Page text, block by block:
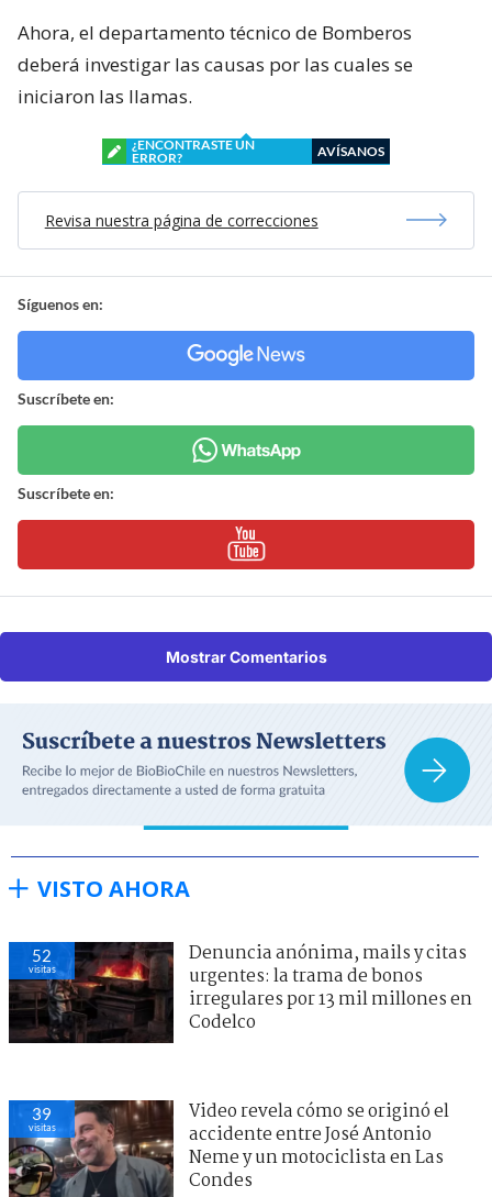
Ahora, el departamento técnico de Bomberos
deberá investigar las causas por las cuales se
iniciaron las llamas.
¿ENCONTRASTE UN
ERROR?
AVÍSANOS
Revisa nuestra página de correcciones
Síguenos en:
Suscríbete en:
Suscríbete en:
Mostrar Comentarios
VISTO AHORA
52
visitas
Denuncia anónima, mails y citas
urgentes: la trama de bonos
irregulares por 13 mil millones en
Codelco
39
visitas
Video revela cómo se originó el
accidente entre José Antonio
Neme y un motociclista en Las
Condes